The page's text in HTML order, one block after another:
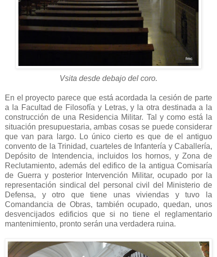
Vsita desde debajo del coro.
En el proyecto parece que está acordada la cesión de parte
a la Facultad de Filosofía y Letras, y la otra destinada a la
construcción de una Residencia Militar. Tal y como está la
situación presupuestaria, ambas cosas se puede considerar
que van para largo. Lo único cierto es que de el antiguo
convento de la Trinidad, cuarteles de Infantería y Caballería,
Depósito de Intendencia, incluidos los hornos, y Zona de
Reclutamiento, además del edifico de la antigua Comisaría
de Guerra y posterior Intervención Militar, ocupado por la
representación sindical del personal civil del Ministerio de
Defensa, y otro que tiene unas viviendas y tuvo la
Comandancia de Obras, también ocupado, quedan, unos
desvencijados edificios que si no tiene el reglamentario
mantenimiento, pronto serán una verdadera ruina.